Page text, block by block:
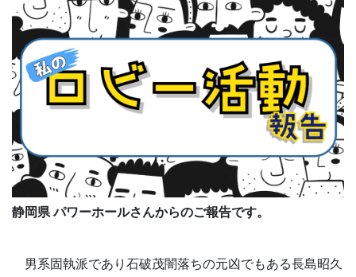
静岡県 パワーホールさんからのご報告です。
男系固執派であり石破茂闇落ちの元凶でもある長島昭久